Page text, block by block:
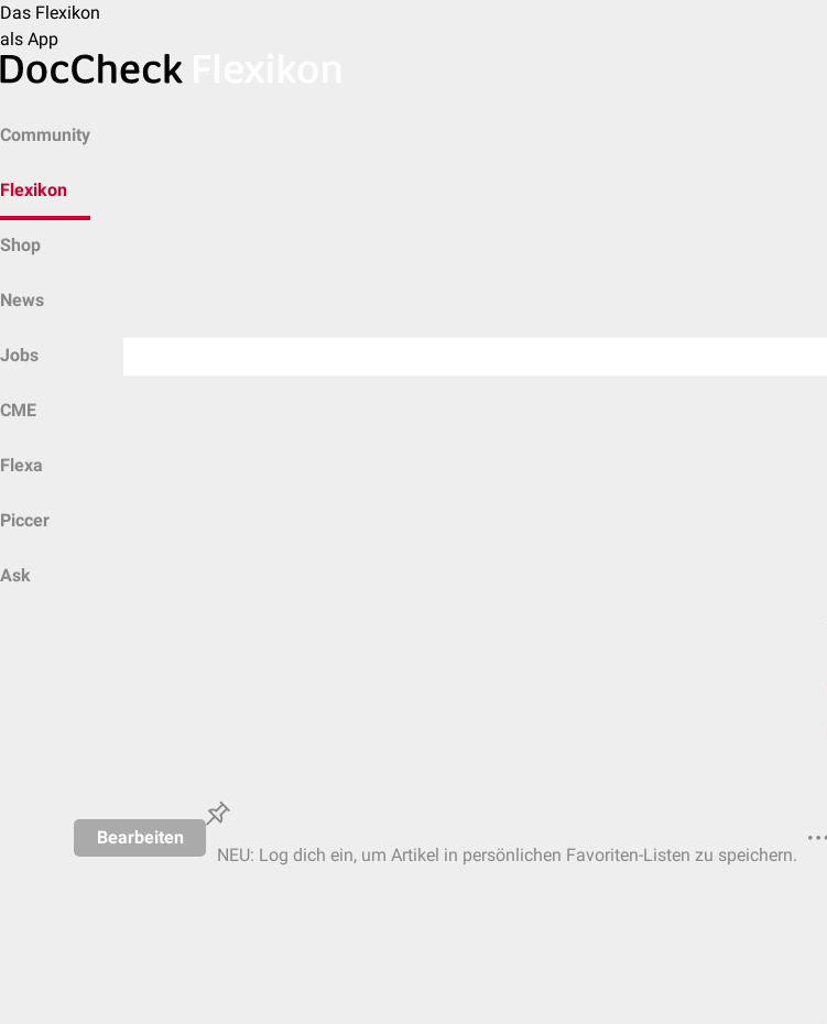
Das Flexikon
als App
Community
Flexikon
Shop
News
Jobs
CME
Flexa
Piccer
Ask
Bearbeiten
NEU: Log dich ein, um Artikel in persönlichen Favoriten-Listen zu speichern.